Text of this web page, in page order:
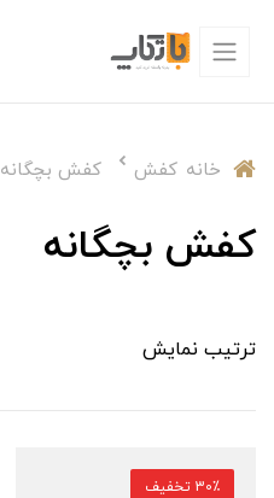
خانه کفش کفش بچگانه
کفش بچگانه
ترتیب نمایش
30٪ تخفیف